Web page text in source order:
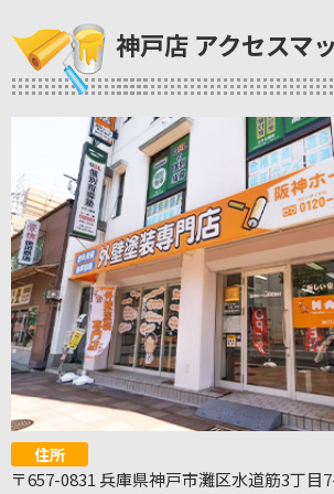
神戸店 アクセスマ
住所
〒657-0831 兵庫県神戸市灘区水道筋3丁目